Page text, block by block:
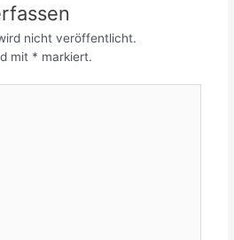
nicht veröffentlicht.
mit * markiert.